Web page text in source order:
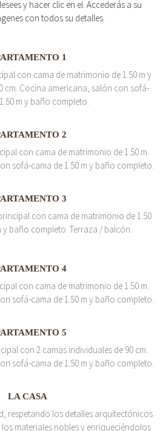
y hacer clic en el. Accederás a su
con todos su detalles.
1
con cama de matrimonio de 1.50 m y
cm. Cocina americana, salón con sofá-
m y baño completo.
2
con cama de matrimonio de 1.50 m.
sofá-cama de 1.50 m y baño completo.
3
con cama de matrimonio de 1.50
y baño completo. Terraza / balcón.
4
con cama de matrimonio de 1.50 m.
sofá-cama de 1.50 m y baño completo.
5
con 2 camas individuales de 90 cm.
sofá-cama de 1.50 m y baño completo.
LA CASA
respetando los detalles arquitectónicos
materiales nobles y enriqueciéndolos